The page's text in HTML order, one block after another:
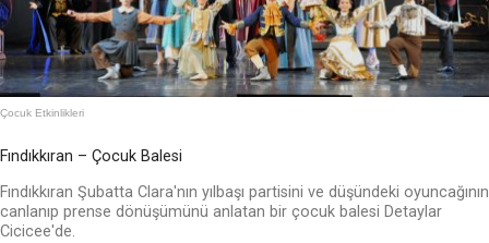
Çocuk Etkinlikleri
Fındıkkıran – Çocuk Balesi
Fındıkkıran Şubatta Clara'nın yılbaşı partisini ve düşündeki oyuncağının
canlanıp prense dönüşümünü anlatan bir çocuk balesi Detaylar
Cicicee'de.